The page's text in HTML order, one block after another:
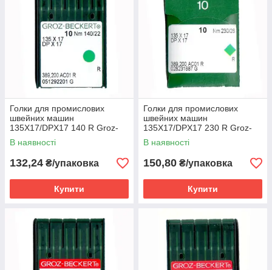
Голки для промислових
швейних машин
135X17/DPX17 140 R Groz-
Beckert
В наявності
132,24 ₴/упаковка
Купити
Голки для промислових
швейних машин
135X17/DPX17 230 R Groz-
Beckert
В наявності
150,80 ₴/упаковка
Купити